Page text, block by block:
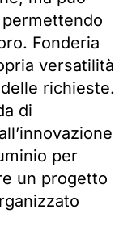
Fonderia
versatilità
richieste.
di
per
un progetto